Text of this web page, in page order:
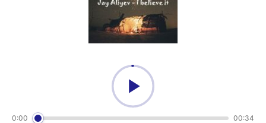
0:00 00:34